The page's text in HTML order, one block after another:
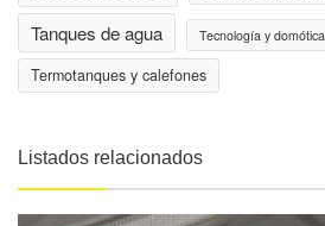
Tanques de agua Tecnología y domótica
Termotanques y calefones
Listados relacionados